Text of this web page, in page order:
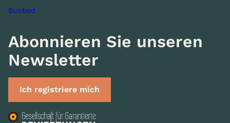
Sunbed
Abonnieren Sie unseren
Newsletter
Ich registriere mich